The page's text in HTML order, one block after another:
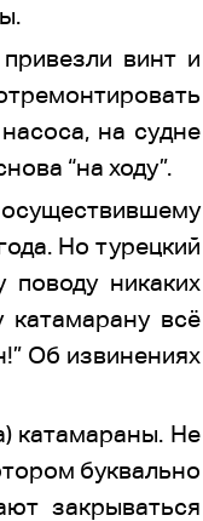
винт и
на судне
“на ходу”.
осуществившему
Но турецкий
никаких
катамарану всё
Об извинениях
катамараны. Не
буквально
закрываться